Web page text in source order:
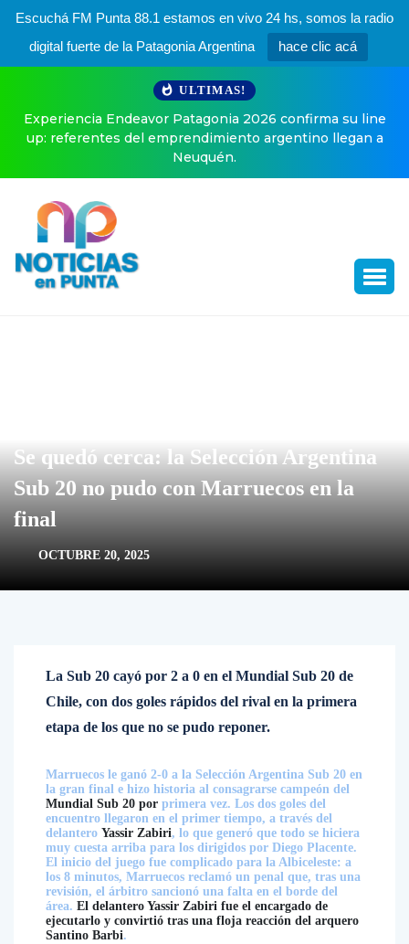
Escuchá FM Punta 88.1 estamos en vivo 24 hs, somos la radio
digital fuerte de la Patagonia Argentina
hace clic acá
ULTIMAS!
Patagonia 2026 confirma su line
del emprendimiento argentino llegan a
El especial
Se quedó cerca: la Selección Argentina
Sub 20 no pudo con Marruecos en la
final
OCTUBRE 20, 2025
La Sub 20 cayó por 2 a 0 en el Mundial Sub 20 de
Chile, con dos goles rápidos del rival en la primera
etapa de los que no se pudo reponer.
Marruecos le ganó 2-0 a la Selección Argentina Sub 20 en
la gran final e hizo historia al consagrarse campeón del
Mundial Sub 20 por primera vez. Los dos goles del
encuentro llegaron en el primer tiempo, a través del
delantero Yassir Zabiri, lo que generó que todo se hiciera
muy cuesta arriba para los dirigidos por Diego Placente.
El inicio del juego fue complicado para la Albiceleste: a
los 8 minutos, Marruecos reclamó un penal que, tras una
revisión, el árbitro sancionó una falta en el borde del
área. El delantero Yassir Zabiri fue el encargado de
ejecutarlo y convirtió tras una floja reacción del arquero
Santino Barbi.